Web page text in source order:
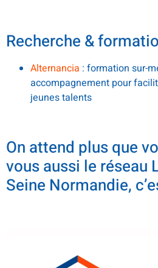
Recherche &
Alternancia : formation sur-
accompagnement pour
jeunes talents
On attend plus que
vous aussi le réseau
Seine Normandie,